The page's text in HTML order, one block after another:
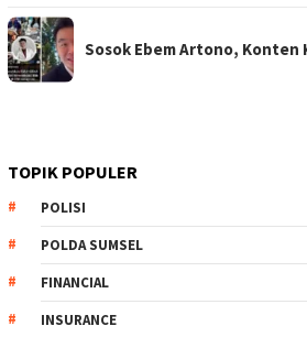
Sosok Ebem Artono,
TOPIK POPULER
POLISI
POLDA SUMSEL
FINANCIAL
INSURANCE